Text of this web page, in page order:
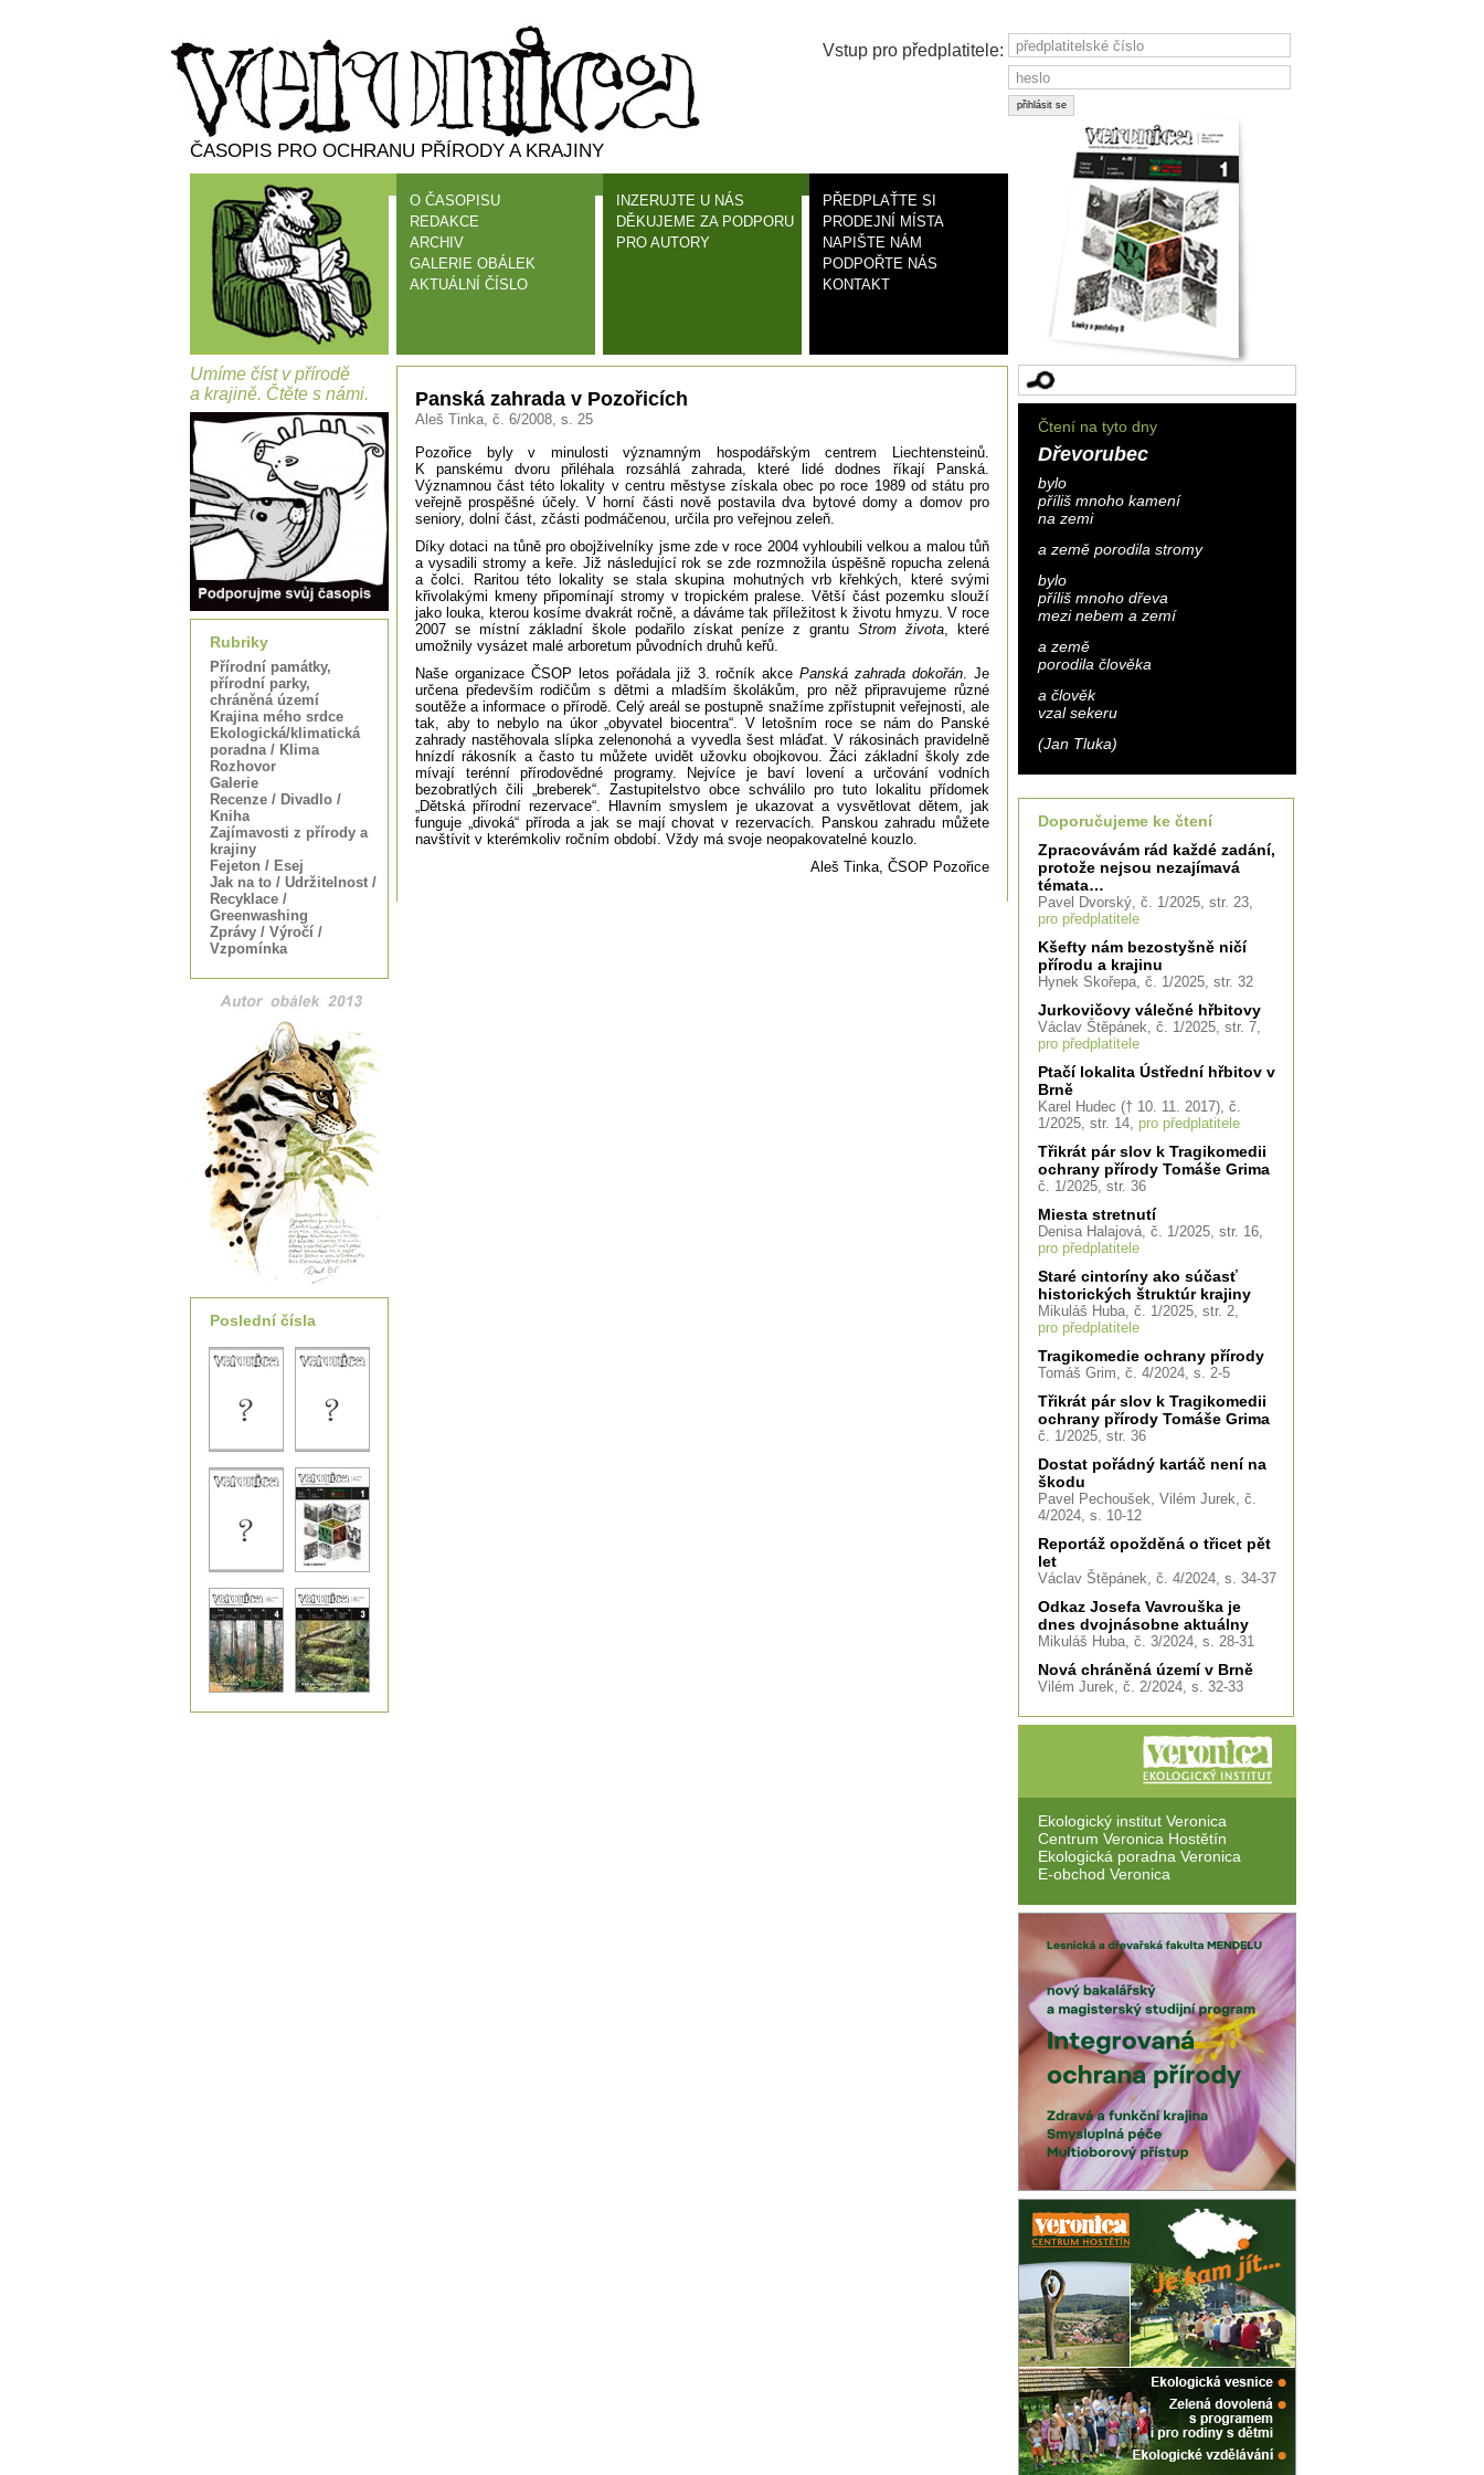
Vstup pro předplatitele:
ČASOPIS PRO OCHRANU PŘÍRODY A KRAJINY
O ČASOPISU
REDAKCE
ARCHIV
GALERIE OBÁLEK
AKTUÁLNÍ ČÍSLO
INZERUJTE U NÁS
DĚKUJEME ZA PODPORU
PRO AUTORY
PŘEDPLAŤTE SI
PRODEJNÍ MÍSTA
NAPIŠTE NÁM
PODPOŘTE NÁS
KONTAKT
Umíme číst v přírodě
a krajině. Čtěte s námi.
Rubriky
Přírodní památky,
přírodní parky,
chráněná území
Krajina mého srdce
Ekologická/klimatická
poradna / Klima
Rozhovor
Galerie
Recenze / Divadlo /
Kniha
Zajímavosti z přírody a
krajiny
Fejeton / Esej
Jak na to / Udržitelnost /
Recyklace /
Greenwashing
Zprávy / Výročí /
Vzpomínka
Poslední čísla
Čtení na tyto dny
Dřevorubec
bylo
příliš mnoho kamení
na zemi
a země porodila stromy
bylo
příliš mnoho dřeva
mezi nebem a zemí
a země
porodila člověka
a člověk
vzal sekeru
(Jan Tluka)
Doporučujeme ke čtení
Zpracovávám rád každé zadání,
protože nejsou nezajímavá
témata…
Pavel Dvorský, č. 1/2025, str. 23,
pro předplatitele
Kšefty nám bezostyšně ničí
přírodu a krajinu
Hynek Skořepa, č. 1/2025, str. 32
Jurkovičovy válečné hřbitovy
Václav Štěpánek, č. 1/2025, str. 7,
pro předplatitele
Ptačí lokalita Ústřední hřbitov v
Brně
Karel Hudec († 10. 11. 2017), č.
1/2025, str. 14, pro předplatitele
Třikrát pár slov k Tragikomedii
ochrany přírody Tomáše Grima
č. 1/2025, str. 36
Miesta stretnutí
Denisa Halajová, č. 1/2025, str. 16,
pro předplatitele
Staré cintoríny ako súčasť
historických štruktúr krajiny
Mikuláš Huba, č. 1/2025, str. 2,
pro předplatitele
Tragikomedie ochrany přírody
Tomáš Grim, č. 4/2024, s. 2-5
Třikrát pár slov k Tragikomedii
ochrany přírody Tomáše Grima
č. 1/2025, str. 36
Dostat pořádný kartáč není na
škodu
Pavel Pechoušek, Vilém Jurek, č.
4/2024, s. 10-12
Reportáž opožděná o třicet pět
let
Václav Štěpánek, č. 4/2024, s. 34-37
Odkaz Josefa Vavrouška je
dnes dvojnásobne aktuálny
Mikuláš Huba, č. 3/2024, s. 28-31
Nová chráněná území v Brně
Vilém Jurek, č. 2/2024, s. 32-33
Ekologický institut Veronica
Centrum Veronica Hostětín
Ekologická poradna Veronica
E-obchod Veronica
Panská zahrada v Pozořicích
Aleš Tinka, č. 6/2008, s. 25
Pozořice byly v minulosti významným hospodářským centrem Liechtensteinů.
K panskému dvoru přiléhala rozsáhlá zahrada, které lidé dodnes říkají Panská.
Významnou část této lokality v centru městyse získala obec po roce 1989 od státu pro
veřejně prospěšné účely. V horní části nově postavila dva bytové domy a domov pro
seniory, dolní část, zčásti podmáčenou, určila pro veřejnou zeleň.
Díky dotaci na tůně pro obojživelníky jsme zde v roce 2004 vyhloubili velkou a malou tůň
a vysadili stromy a keře. Již následující rok se zde rozmnožila úspěšně ropucha zelená
a čolci. Raritou této lokality se stala skupina mohutných vrb křehkých, které svými
křivolakými kmeny připomínají stromy v tropickém pralese. Větší část pozemku slouží
jako louka, kterou kosíme dvakrát ročně, a dáváme tak příležitost k životu hmyzu. V roce
2007 se místní základní škole podařilo získat peníze z grantuStrom života, které
umožnily vysázet malé arboretum původních druhů keřů.
Naše organizace ČSOP letos pořádala již 3. ročník akcePanská zahrada dokořán. Je
určena především rodičům s dětmi a mladším školákům, pro něž připravujeme různé
soutěže a informace o přírodě. Celý areál se postupně snažíme zpřístupnit veřejnosti, ale
tak, aby to nebylo na úkor „obyvatel biocentra“. V letošním roce se nám do Panské
zahrady nastěhovala slípka zelenonohá a vyvedla šest mláďat. V rákosinách pravidelně
hnízdí rákosník a často tu můžete uvidět užovku obojkovou. Žáci základní školy zde
mívají terénní přírodovědné programy. Nejvíce je baví lovení a určování vodních
bezobratlých čili „breberek“. Zastupitelstvo obce schválilo pro tuto lokalitu přídomek
„Dětská přírodní rezervace“. Hlavním smyslem je ukazovat a vysvětlovat dětem, jak
funguje „divoká“ příroda a jak se mají chovat v rezervacích. Panskou zahradu můžete
navštívit v kterémkoliv ročním období. Vždy má svoje neopakovatelné kouzlo.
Aleš Tinka, ČSOP Pozořice